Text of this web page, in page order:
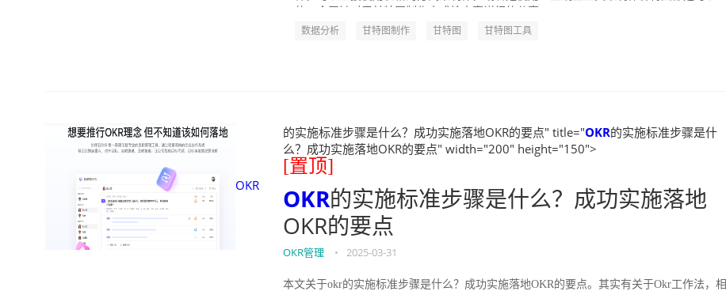
数据分析 甘特图制作 甘特图 甘特图工具
OKR
的实施标准步骤是什么？成功实施落地OKR的要点" title="OKR的实施标准步骤是什
么？成功实施落地OKR的要点" width="200" height="150">
[置顶]
OKR的实施标准步骤是什么？成功实施落地
OKR的要点
OKR管理 • 2025-03-31
本文关于okr的实施标准步骤是什么？成功实施落地OKR的要点。其实有关于Okr工作法，相